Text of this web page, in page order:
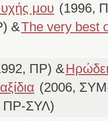
μου (1996,
&The very best
ΠΡ) &
(2006,
ΠΡ-ΣΥΛ)